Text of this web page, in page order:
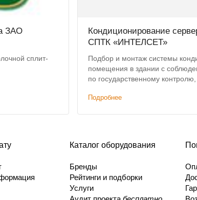
ЗАО
сплит-
Кондиционирование
СПТК «ИНТЕЛСЕТ»
Подбор и монтаж системы
помещения в здании с
по государственному
Подробнее
Каталог оборудования
Бренды
Рейтинги и подборки
Услуги